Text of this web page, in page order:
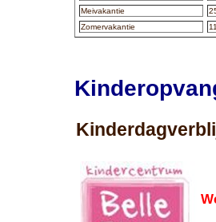
Meivakantie
Zomervakantie